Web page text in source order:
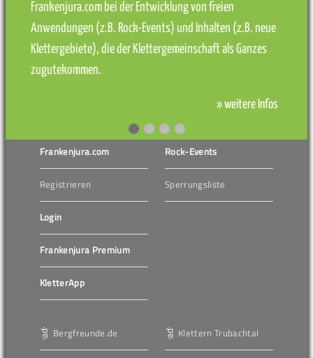
Frankenjura.com bei der Entwicklung von freien
Anwendungen (z.B. Rock-Events) und Inhalten (z.B. neue
Klettergebiete), die der Klettergemeinschaft als Ganzes
zugutekommen.
» weitere Infos
Frankenjura.com
Registrieren
Login
Frankenjura Premium
KletterApp
Rock-Events
Sperrungsliste
Bergfreunde.de Klettern Trubachtal